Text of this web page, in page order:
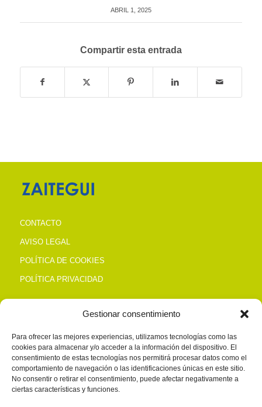
Gestionar consentimiento
Para ofrecer las mejores experiencias, utilizamos tecnologías como las
cookies para almacenar y/o acceder a la información del dispositivo. El
consentimiento de estas tecnologías nos permitirá procesar datos como el
comportamiento de navegación o las identificaciones únicas en este sitio.
No consentir o retirar el consentimiento, puede afectar negativamente a
ciertas características y funciones.
ABRIL 1, 2025
Compartir esta entrada
CONTACTO
AVISO LEGAL
POLÍTICA DE COOKIES
POLÍTICA PRIVACIDAD
Alto de San Antón, s/n Polg. Salcedillo TRÁPAGA
Tel. 944 937 400
zaitegui@zaitegui.com